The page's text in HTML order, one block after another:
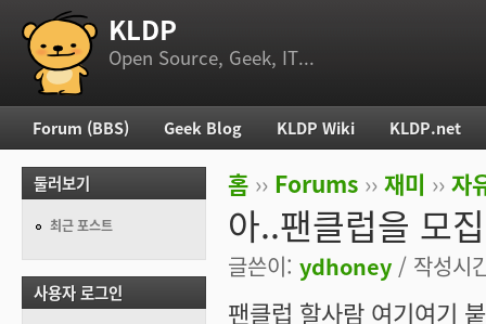
부 메뉴 KLDP
Open Source, Geek, IT...
현재 위치
홈 ›› Forums ›› 재미 ›› 자
아..팬클럽을 모
글쓴이: ydhoney / 작성시
팬클럽 할사람 여기여기
주 메뉴
Forum (BBS) Geek Blog KLDP Wiki KLDP.net
둘러보기
최근 포스트
사용자 로그인